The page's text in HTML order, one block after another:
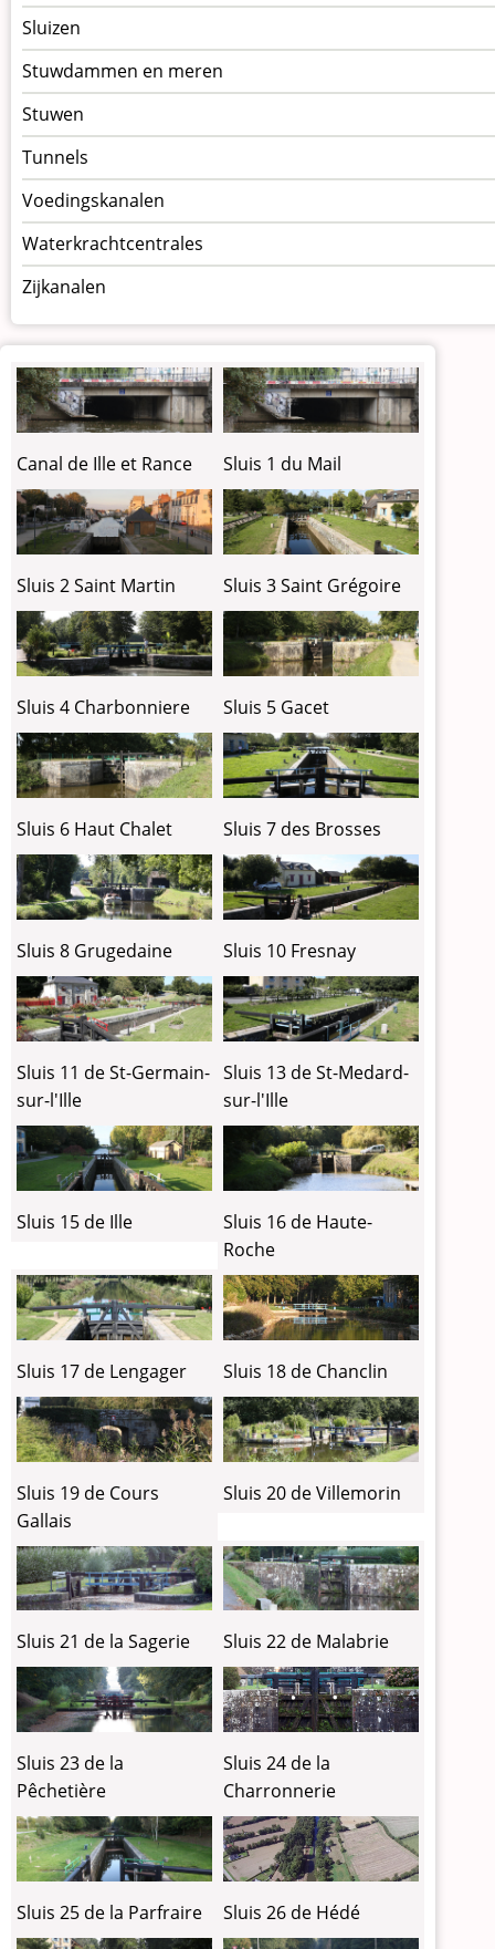
Sluizen
Stuwdammen en meren
Stuwen
Tunnels
Voedingskanalen
Waterkrachtcentrales
Zijkanalen
Canal de Ille et Rance Sluis 1 du Mail
Sluis 2 Saint Martin Sluis 3 Saint Grégoire
Sluis 4 Charbonniere Sluis 5 Gacet
Sluis 6 Haut Chalet Sluis 7 des Brosses
Sluis 8 Grugedaine Sluis 10 Fresnay
Sluis 11 de St-Germain-
sur-l'Ille
Sluis 13 de St-Medard-
sur-l'Ille
Sluis 15 de Ille
Sluis 16 de Haute-
Roche
Sluis 17 de Lengager Sluis 18 de Chanclin
Sluis 19 de Cours
Gallais
Sluis 20 de Villemorin
Sluis 21 de la Sagerie Sluis 22 de Malabrie
Sluis 23 de la
Pêchetière
Sluis 24 de la
Charronnerie
Sluis 25 de la Parfraire Sluis 26 de Hédé